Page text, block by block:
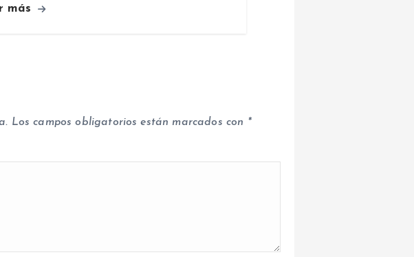
más
Los campos obligatorios están marcados con *